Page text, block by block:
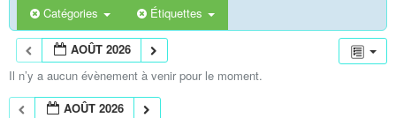
Catégories Étiquettes
AOÛT 2026
Il n’y a aucun évènement à venir pour le moment.
AOÛT 2026